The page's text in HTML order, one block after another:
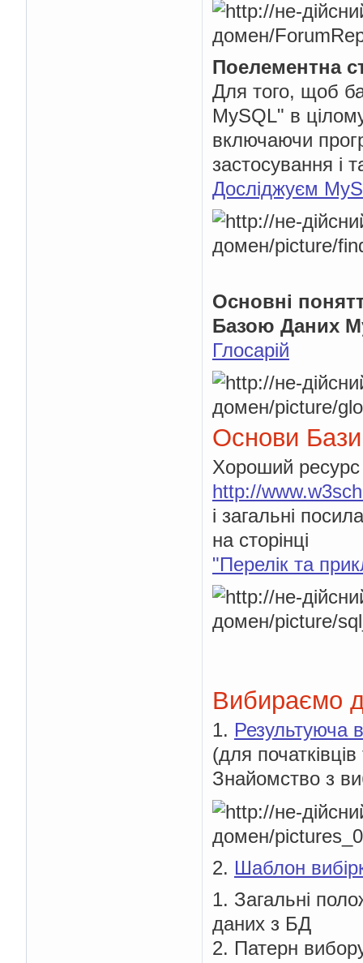
Поелементна
Для того, щоб
MySQL" в
включаючи
застосування і
Досліджуєм
Основні
Базою Даних
Глосарій
Основи
Хороший ресурс
http://
і загальні
на сторінці
"Перелік та
Вибираємо
1. Результуюча
(для
Знайомство з
2. Шаблон
1. Загальні
даних з БД
2. Патерн